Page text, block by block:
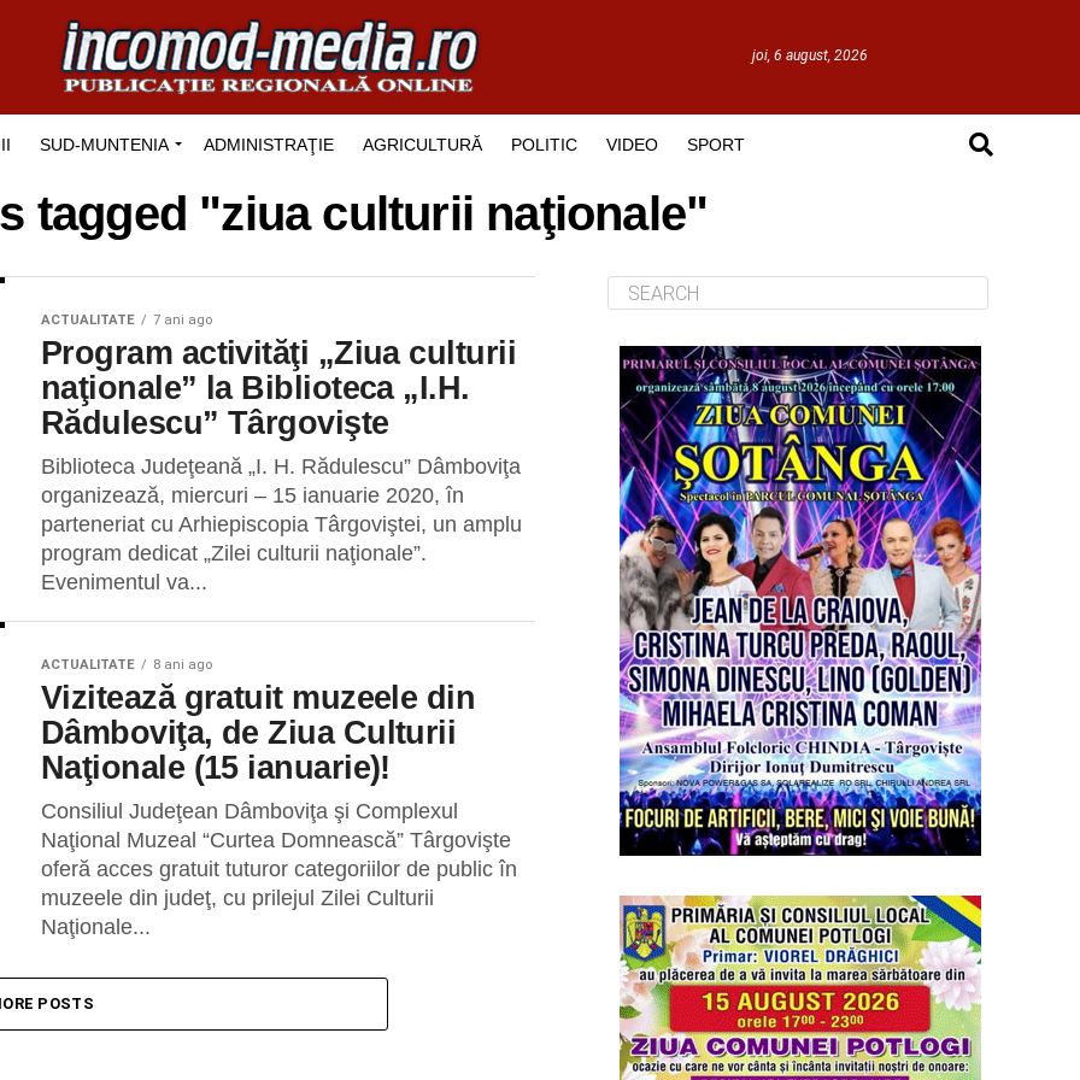
joi, 6 august, 2026
SUD-MUNTENIA ADMINISTRAŢIE AGRICULTURĂ POLITIC VIDEO SPORT
tagged "ziua culturii naţionale"
ACTUALITATE 7 ani ago
Program activităţi „Ziua culturii
naţionale” la Biblioteca „I.H.
Rădulescu” Târgovişte
Biblioteca Judeţeană „I. H. Rădulescu” Dâmboviţa
organizează, miercuri – 15 ianuarie 2020, în
parteneriat cu Arhiepiscopia Târgoviştei, un amplu
program dedicat „Zilei culturii naţionale”.
Evenimentul va...
ACTUALITATE 8 ani ago
Vizitează gratuit muzeele din
Dâmboviţa, de Ziua Culturii
Naţionale (15 ianuarie)!
Consiliul Judeţean Dâmboviţa şi Complexul
Naţional Muzeal “Curtea Domnească” Târgovişte
oferă acces gratuit tuturor categoriilor de public în
muzeele din judeţ, cu prilejul Zilei Culturii
Naţionale...
POSTS